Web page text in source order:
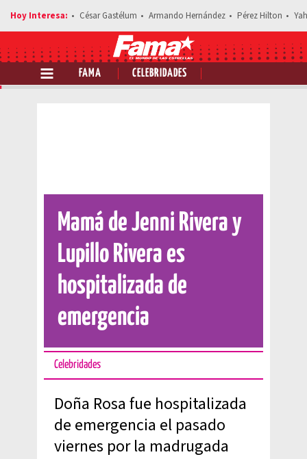
César Gastélum Armando Hernández Pérez Hilton
FAMA CELEBRIDADES
Comparte esta noticia
Mamá de Jenni Rivera y
Lupillo Rivera es
hospitalizada de
emergencia
Celebridades
Doña Rosa fue hospitalizada
de emergencia el pasado
viernes por la madrugada